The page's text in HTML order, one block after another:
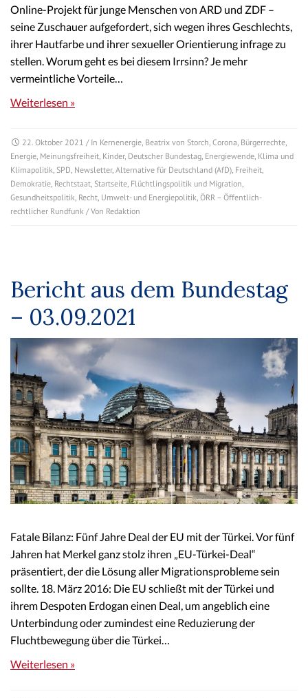
Online-Projekt für junge Menschen von ARD und ZDF –
seine Zuschauer aufgefordert, sich wegen ihres Geschlechts,
ihrer Hautfarbe und ihrer sexueller Orientierung infrage zu
stellen. Worum geht es bei diesem Irrsinn? Je mehr
vermeintliche Vorteile…
Weiterlesen »
22. Oktober 2021 / In Kernenergie, Beatrix von Storch, Corona, Bürgerrechte,
Energie, Meinungsfreiheit, Kinder, Deutscher Bundestag, Energiewende, Klima und
Klimapolitik, SPD, Newsletter, Alternative für Deutschland (AfD), Freiheit,
Demokratie, Rechtstaat, Startseite, Flüchtlingspolitik und Migration,
Gesundheitspolitik, Recht, Umwelt- und Energiepolitik, ÖRR – Öffentlich-
rechtlicher Rundfunk / Von Redaktion
Bericht aus dem Bundestag
– 03.09.2021
Fatale Bilanz: Fünf Jahre Deal der EU mit der Türkei. Vor fünf
Jahren hat Merkel ganz stolz ihren „EU-Türkei-Deal“
präsentiert, der die Lösung aller Migrationsprobleme sein
sollte. 18. März 2016: Die EU schließt mit der Türkei und
ihrem Despoten Erdogan einen Deal, um angeblich eine
Unterbindung oder zumindest eine Reduzierung der
Fluchtbewegung über die Türkei…
Weiterlesen »